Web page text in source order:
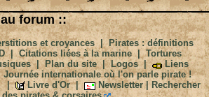
forum ::
et croyances|Pirates : définitions
|Citations liées à la marine|Tortures
|Plan du site|Logos|
Liens
Journée internationale où l'on parle pirate !
Livre d'Or| Newsletter| Rechercher